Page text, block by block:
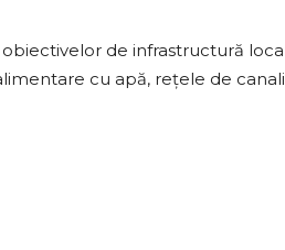
de infrastructură
cu apă, rețele de